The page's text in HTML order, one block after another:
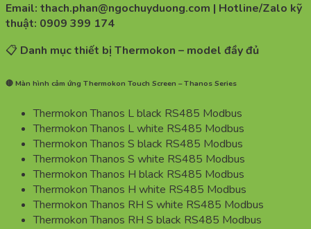
Email: thach.phan@ngochuyduong.com | Hotline/Zalo kỹ
thuật: 0909 399 174
📋 Danh mục thiết bị Thermokon – model đầy đủ
🔴 Màn hình cảm ứng Thermokon Touch Screen – Thanos Series
Thermokon Thanos L black RS485 Modbus
Thermokon Thanos L white RS485 Modbus
Thermokon Thanos S black RS485 Modbus
Thermokon Thanos S white RS485 Modbus
Thermokon Thanos H black RS485 Modbus
Thermokon Thanos H white RS485 Modbus
Thermokon Thanos RH S white RS485 Modbus
Thermokon Thanos RH S black RS485 Modbus